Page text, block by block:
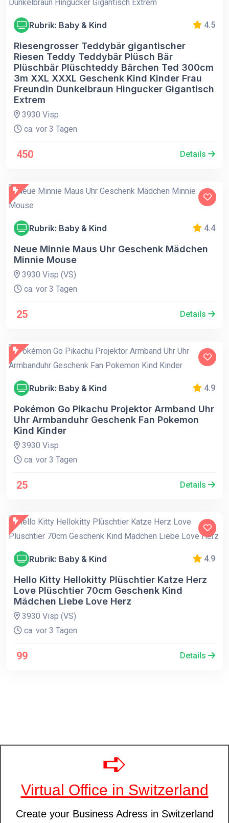
Rubrik: Baby & Kind 4.5
Riesengrosser Teddybär gigantischer
Riesen Teddy Teddybär Plüsch Bär
Plüschbär Plüschteddy Bärchen Ted 300cm
3m XXL XXXL Geschenk Kind Kinder Frau
Freundin Dunkelbraun Hingucker Gigantisch
Extrem
3930 Visp
ca. vor 3 Tagen
450 Details
Rubrik: Baby & Kind 4.4
Neue Minnie Maus Uhr Geschenk Mädchen
Minnie Mouse
3930 Visp (VS)
ca. vor 3 Tagen
25 Details
Rubrik: Baby & Kind 4.9
Pokémon Go Pikachu Projektor Armband Uhr
Uhr Armbanduhr Geschenk Fan Pokemon
Kind Kinder
3930 Visp
ca. vor 3 Tagen
25 Details
Rubrik: Baby & Kind 4.9
Hello Kitty Hellokitty Plüschtier Katze Herz
Love Plüschtier 70cm Geschenk Kind
Mädchen Liebe Love Herz
3930 Visp (VS)
ca. vor 3 Tagen
99 Details